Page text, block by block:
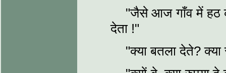
"जैसे आज गाँव में हठ
देता !"
"क्या बतला देते?